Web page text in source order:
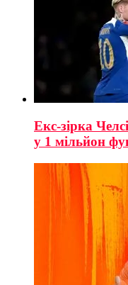
Екс-зірка
у 1 мільйон